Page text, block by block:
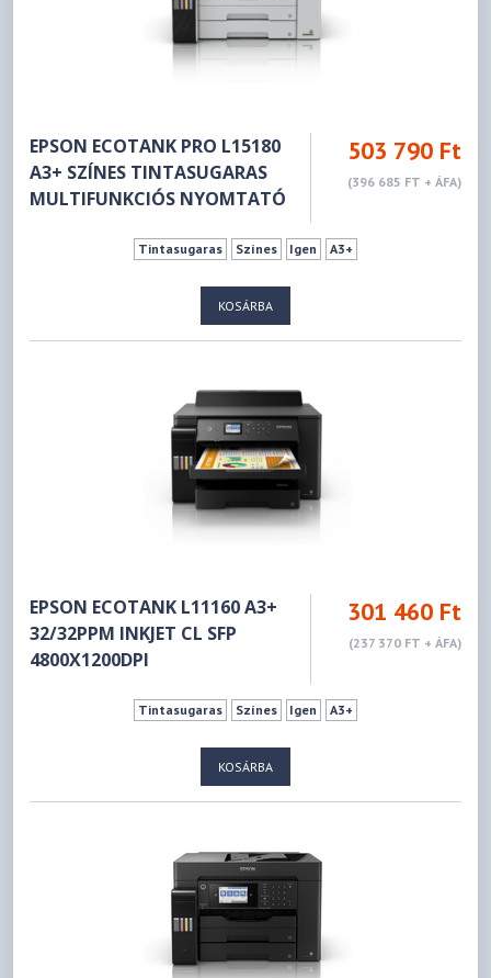
EPSON ECOTANK PRO L15180
A3+ SZÍNES TINTASUGARAS
MULTIFUNKCIÓS NYOMTATÓ
503 790 Ft
(396 685 FT + ÁFA)
Tintasugaras Színes Igen A3+
KOSÁRBA
EPSON ECOTANK L11160 A3+
32/32PPM INKJET CL SFP
4800X1200DPI
301 460 Ft
(237 370 FT + ÁFA)
Tintasugaras Színes Igen A3+
KOSÁRBA